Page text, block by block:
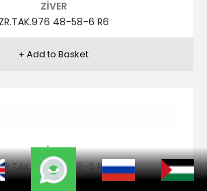
FRANCISCO LOPEZ
FRA.L.TAK.450 48-58-6 R1
FRANCISCO LOPEZ